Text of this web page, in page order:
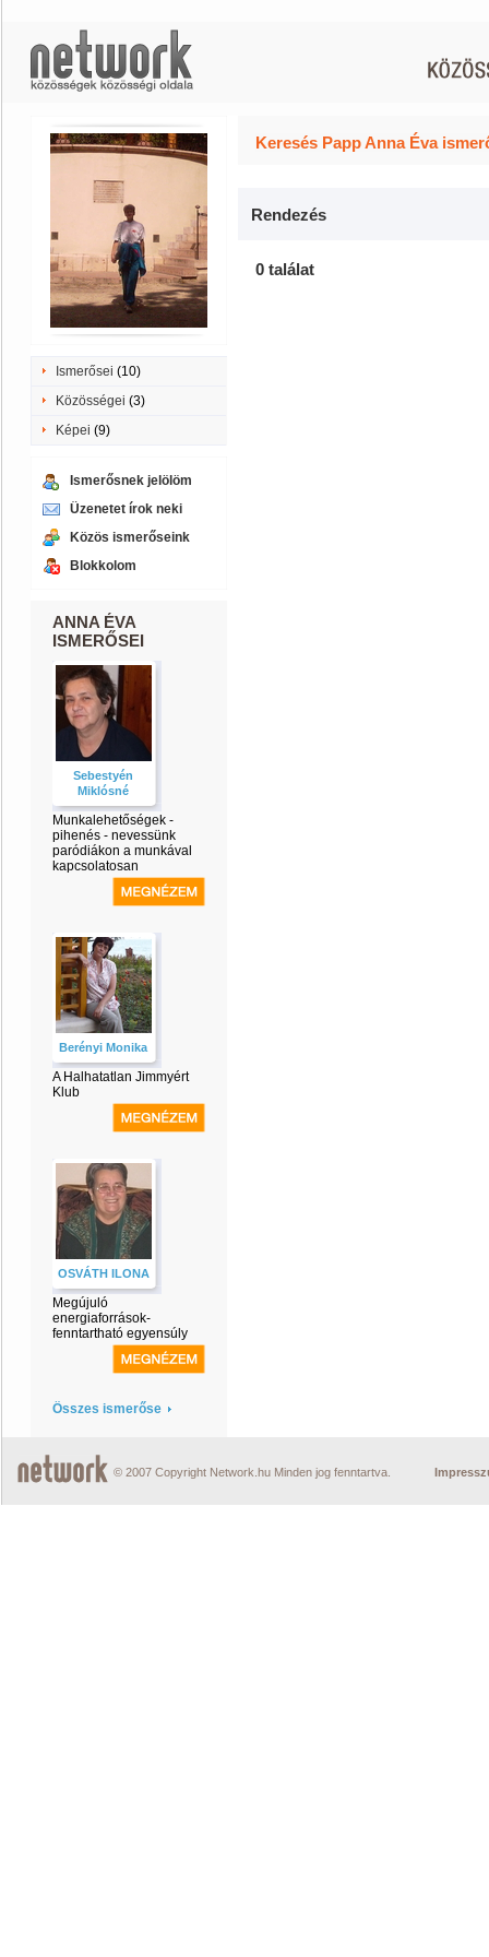
Ismerősei (10)
Közösségei (3)
Képei (9)
Ismerősnek jelölöm
Üzenetet írok neki
Közös ismerőseink
Blokkolom
ANNA ÉVA
ISMERŐSEI
Sebestyén
Miklósné
Munkalehetőségek -
pihenés - nevessünk
paródiákon a munkával
kapcsolatosan
Berényi Monika
A Halhatatlan Jimmyért
Klub
OSVÁTH ILONA
Megújuló
energiaforrások-
fenntartható egyensúly
Összes ismerőse
Keresés Papp Anna Éva
Rendezés
0 találat
© 2007 Copyright Network.hu Minden jog fenntartva.